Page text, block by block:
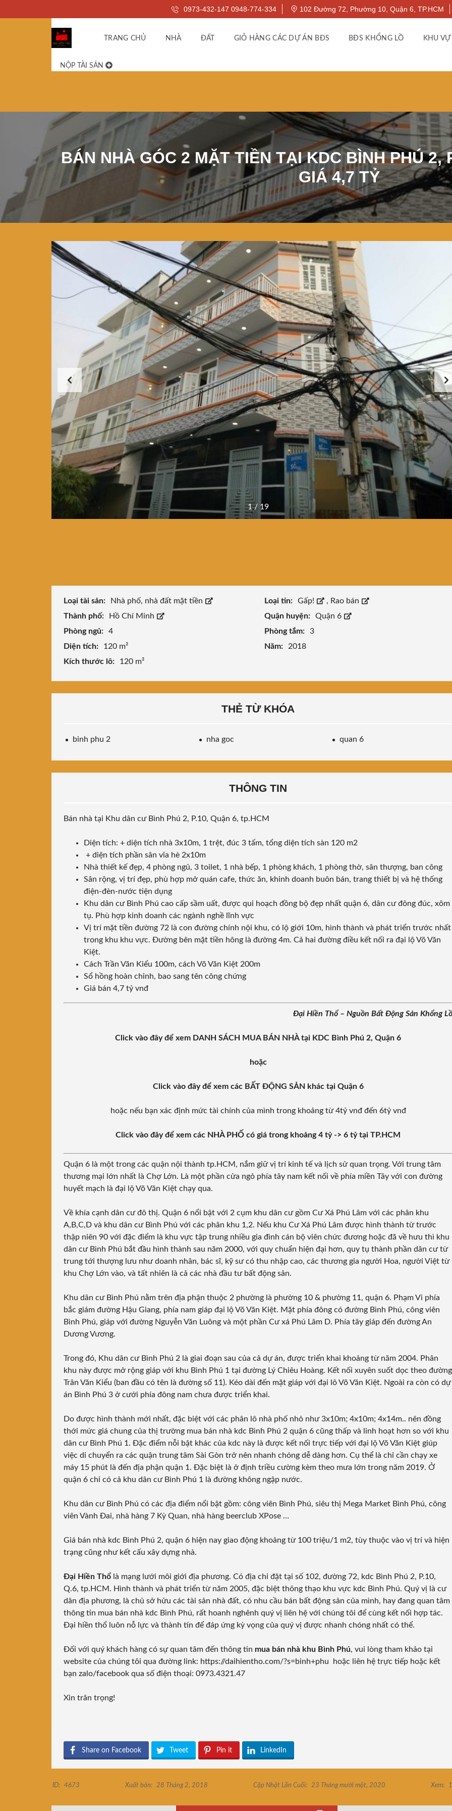
0973-432-147 0948-774-334 102 Đường 72, Phường 10, Quận 6, TP.HCM
TRANG CHỦ NHÀ ĐẤT GIỎ HÀNG CÁC DỰ ÁN BĐS BĐS KHỔNG LỒ KHU
NỘP TÀI SẢN
BÁN NHÀ GÓC 2 MẶT TIỀN TẠI KDC BÌNH PHÚ 2,
GIÁ 4,7 TỶ
1/ 19
Loại tài sản: Nhà phố, nhà đất mặt tiền Loại tin: Gấp! , Rao bán
Thành phố:
Hồ Chí Minh Quận huyện:
Quận 6
Phòng ngủ:
4 Phòng tắm:
3
Diện tích:
120 m² Năm:
2018
Kích thước lô:
120 m²
THẺ TỪ KHÓA
binh phu 2 nha goc quan 6
THÔNG TIN
Bán nhà tại Khu dân cư Bình Phú 2, P.10, Quận 6, tp.HCM
Diện tích: + diện tích nhà 3x10m, 1 trệt, đúc 3 tấm, tổng diện tích sàn 120 m2
+ diện tích phần sân vỉa hè 2x10m
Nhà thiết kế đẹp, 4 phòng ngủ, 3 toilet, 1 nhà bếp, 1 phòng khách, 1 phòng thờ, sân thượng, ban công
Sân rộng, vị trí đẹp, phù hợp mở quán cafe, thức ăn, khinh doanh buôn bán, trang thiết bị và hệ thống
điện-đèn-nước tiện dụng
Khu dân cư Bình Phú cao cấp sầm uất, được qui hoạch đồng bộ đẹp nhất quận 6, dân cư đông đúc, xôm
tụ. Phù hợp kinh doanh các ngành nghề lĩnh vực
Vị trí mặt tiền đường 72 là con đường chính nội khu, có lộ giới 10m, hình thành và phát triển trước nhất
trong khu khu vực. Đường bên mặt tiền hông là đường 4m. Cả hai đường điều kết nối ra đại lộ Võ Văn
Kiệt.
Cách Trần Văn Kiểu 100m, cách Võ Văn Kiệt 200m
Sổ hồng hoàn chỉnh, bao sang tên công chứng
Giá bán 4,7 tỷ vnđ
Đại Hiền Thổ – Nguồn Bất Động Sản Khổng Lồ
Click vào đây để xem DANH SÁCH MUA BÁN NHÀ tại KDC Bình Phú 2, Quận 6
hoặc
Click vào đây để xem các BẤT ĐỘNG SẢN khác tại Quận 6
hoặc nếu bạn xác định mức tài chính của mình trong khoảng từ 4tỷ vnđ đến 6tỷ vnđ
Click vào đây để xem các NHÀ PHỐ có giá trong khoảng 4 tỷ -> 6 tỷ tại TP.HCM
Quận 6 là một trong các quận nội thành tp.HCM, nắm giữ vị trí kinh tế và lịch sử quan trọng. Với trung tâm
thương mại lớn nhất là Chợ Lớn. Là một phần cửa ngỏ phía tây nam kết nối về phía miền Tây với con đường
huyết mạch là đại lộ Võ Văn Kiệt chạy qua.
Về khía cạnh dân cư đô thị. Quận 6 nổi bật với 2 cụm khu dân cư gồm Cư Xá Phú Lâm với các phân khu
A,B,C,D và khu dân cư Bình Phú với các phân khu 1,2. Nếu khu Cư Xá Phú Lâm được hình thành từ trước
thập niên 90 với đặc điểm là khu vực tập trung nhiều gia đình cán bộ viên chức đương hoặc đã về hưu thì khu
dân cư Bình Phú bắt đầu hình thành sau năm 2000, với quy chuẩn hiện đại hơn, quy tụ thành phần dân cư từ
trung tới thượng lưu như doanh nhân, bác sĩ, kỹ sư có thu nhập cao, các thương gia người Hoa, người Việt từ
khu Chợ Lớn vào, và tất nhiên là cả các nhà đầu tư bất động sản.
Khu dân cư Bình Phú nằm trên địa phận thuộc 2 phường là phường 10 & phường 11, quận 6. Phạm Vi phía
bắc giám đường Hậu Giang, phía nam giáp đại lộ Võ Văn Kiệt. Mặt phía đông có đường Bình Phú, công viên
Bình Phú, giáp với đường Nguyễn Văn Luông và một phần Cư xá Phú Lâm D. Phía tây giáp đến đường An
Dương Vương.
Trong đó, Khu dân cư Bình Phú 2 là giai đoạn sau của cả dự án, được triển khai khoảng từ năm 2004. Phân
khu này được mở rộng giáp với khu Bình Phú 1 tại đường Lý Chiêu Hoàng. Kết nối xuyên suốt dọc theo đường
Trân Văn Kiểu (ban đầu có tên là đường số 11). Kéo dài đến mặt giáp với đại lô Võ Văn Kiệt. Ngoài ra còn có dự
án Bình Phú 3 ở cưới phía đông nam chưa được triển khai.
Do được hình thành mới nhất, đặc biệt với các phân lô nhà phố nhỏ như 3x10m; 4x10m; 4x14m.. nên đồng
thới mức giá chung của thị trường mua bán nhà kdc Bình Phú 2 quận 6 cũng thấp và linh hoạt hơn so với khu
dân cư Bình Phú 1. Đặc điểm nỗi bật khác của kdc này là được kết nối trực tiếp với đại lộ Võ Văn Kiệt giúp
việc di chuyển ra các quận trung tâm Sài Gòn trở nên nhanh chóng dễ dàng hơn. Cụ thể là chỉ cần chạy xe
máy 15 phút là đến địa phận quận 1. Đặc biệt là ở định triều cường kèm theo mưa lớn trong năm 2019. Ở
quận 6 chỉ có cả khu dân cư Bình Phú 1 là đường không ngập nước.
Khu dân cư Bình Phú có các địa điểm nổi bật gồm: công viên Bình Phú, siêu thị Mega Market Bình Phú, công
viên Vành Đai, nhà hàng 7 Kỳ Quan, nhà hàng beerclub XPose …
Giá bán nhà kdc Bình Phú 2, quận 6 hiện nay giao động khoảng từ 100 triệu/1 m2, tùy thuộc vào vị trí và hiện
trạng cũng như kết cấu xây dựng nhà.
Đại Hiền Thổ là mạng lưới môi giới địa phương. Có địa chỉ đặt tại số 102, đường 72, kdc Bình Phú 2, P.10,
Q.6, tp.HCM. Hình thành và phát triển từ năm 2005, đặc biệt thông thạo khu vực kdc Bình Phú. Quý vị là cư
dân địa phương, là chủ sở hửu các tài sản nhà đất, có nhu cầu bán bất động sản của mình, hay đang quan tâm
thông tin mua bán nhà kdc Bình Phú, rất hoanh nghênh quý vị liên hệ với chúng tôi để cùng kết nối hợp tác.
Đại hiền thổ luôn nỗ lực và thành tín để đáp ứng kỳ vọng của quý vị được nhanh chóng nhất có thể.
Đối với quý khách hàng có sự quan tâm đến thông tin mua bán nhà khu Bình Phú, vui lòng tham khảo tại
website của chúng tôi qua đường link: https://daihientho.com/?s=binh+phu
hoặc liên hệ trực tiếp hoặc kết
bạn zalo/facebook qua số điện thoại: 0973.4321.47
Xin trân trọng!
Share on Facebook Tweet Pin it LinkedIn
ID: 4673 Xuất bản: 28 Tháng 2, 2018 Cập Nhật Lần Cuối: 23 Tháng mười một, 2020 Xem: